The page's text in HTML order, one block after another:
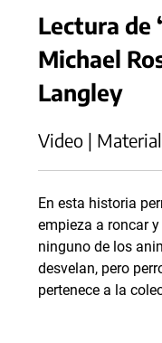
Lectura de
Michael
Langley
Video |
En esta historia
empieza a roncar
ninguno de los
desvelan, pero
pertenece a la